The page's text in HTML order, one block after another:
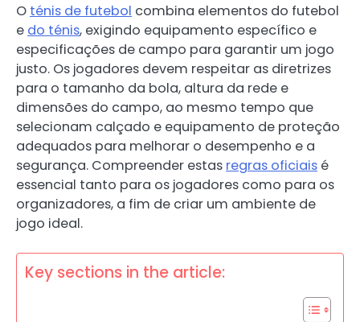
O ténis de futebol combina elementos do futebol
e do ténis, exigindo equipamento específico e
especificações de campo para garantir um jogo
justo. Os jogadores devem respeitar as diretrizes
para o tamanho da bola, altura da rede e
dimensões do campo, ao mesmo tempo que
selecionam calçado e equipamento de proteção
adequados para melhorar o desempenho e a
segurança. Compreender estas regras oficiais é
essencial tanto para os jogadores como para os
organizadores, a fim de criar um ambiente de
jogo ideal.
Key sections in the article: